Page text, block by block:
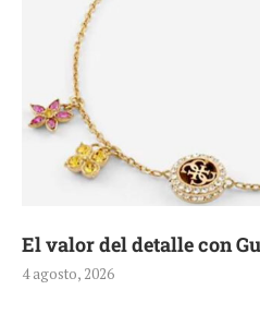
El valor del detalle con
4 agosto, 2026